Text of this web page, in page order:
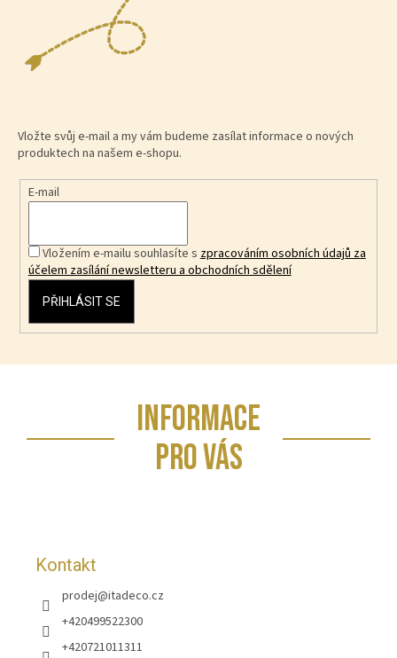
Vložte svůj e-mail a my vám budeme zasílat informace o nových
produktech na našem e-shopu.
E-mail
Vložením e-mailu souhlasíte s zpracováním osobních údajů za
účelem zasílání newsletteru a obchodních sdělení
PŘIHLÁSIT SE
INFORMACE
PRO VÁS
Kontakt
prodej@itadeco.cz
+420499522300
+420721011311